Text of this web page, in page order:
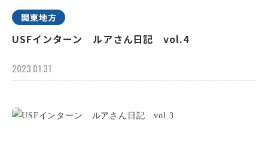
関東地方
USFインターン ルアさん日記 vol.4
2023.01.31